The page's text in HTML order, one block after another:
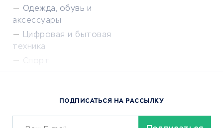
Одежда, обувь и
аксессуары
Цифровая и бытовая
техника
Спорт
Сервисы доставкиПОДПИСАТЬСЯ НА РАССЫЛКУ